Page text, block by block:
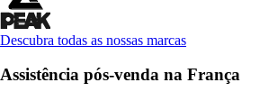
Descubra todas as nossas marcas
Assistência pós-venda na França